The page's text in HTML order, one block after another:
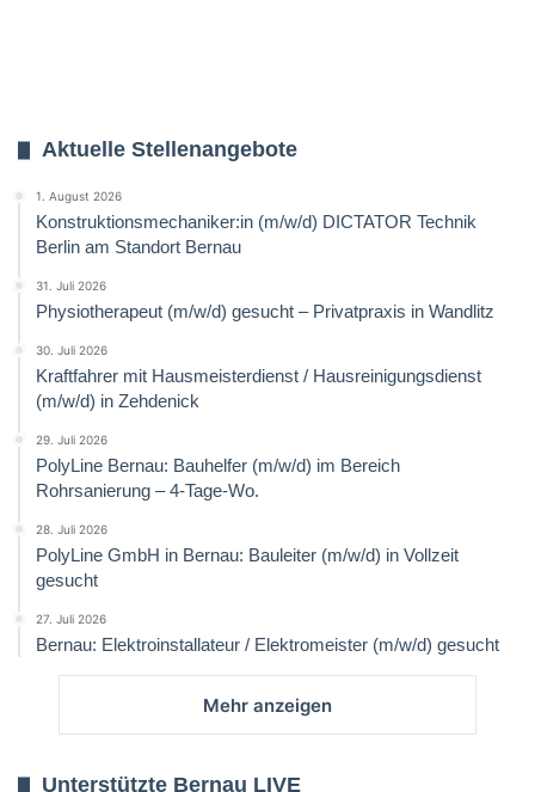
Aktuelle Stellenangebote
1. August 2026
Konstruktionsmechaniker:in (m/w/d) DICTATOR Technik
Berlin am Standort Bernau
31. Juli 2026
Physiotherapeut (m/w/d) gesucht – Privatpraxis in Wandlitz
30. Juli 2026
Kraftfahrer mit Hausmeisterdienst / Hausreinigungsdienst
(m/w/d) in Zehdenick
29. Juli 2026
PolyLine Bernau: Bauhelfer (m/w/d) im Bereich
Rohrsanierung – 4-Tage-Wo.
28. Juli 2026
PolyLine GmbH in Bernau: Bauleiter (m/w/d) in Vollzeit
gesucht
27. Juli 2026
Bernau: Elektroinstallateur / Elektromeister (m/w/d) gesucht
Mehr anzeigen
Unterstützte Bernau LIVE